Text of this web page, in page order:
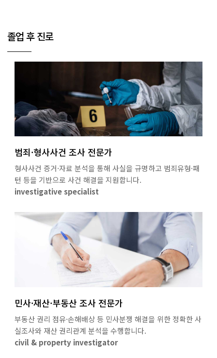
졸업 후 진로
범죄·형사사건 조사 전문가
형사사건 증거·자료 분석을 통해 사실을 규명하고 범죄유형·패
턴 등을 기반으로 사건 해결을 지원합니다.
investigative specialist
민사·재산·부동산 조사 전문가
부동산 권리 점유·손해배상 등 민사분쟁 해결을 위한 정확한 사
실조사와 재산 권리관계 분석을 수행합니다.
civil & property investigator